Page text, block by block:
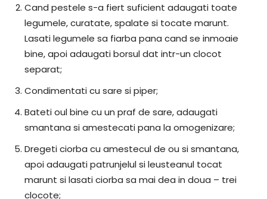
Cand pestele s-a fiert suficient adaugati toate
legumele, curatate, spalate si tocate marunt.
Lasati legumele sa fiarba pana cand se inmoaie
bine, apoi adaugati borsul dat intr-un clocot
separat;
Condimentati cu sare si piper;
Bateti oul bine cu un praf de sare, adaugati
smantana si amestecati pana la omogenizare;
Dregeti ciorba cu amestecul de ou si smantana,
apoi adaugati patrunjelul si leusteanul tocat
marunt si lasati ciorba sa mai dea in doua – trei
clocote;